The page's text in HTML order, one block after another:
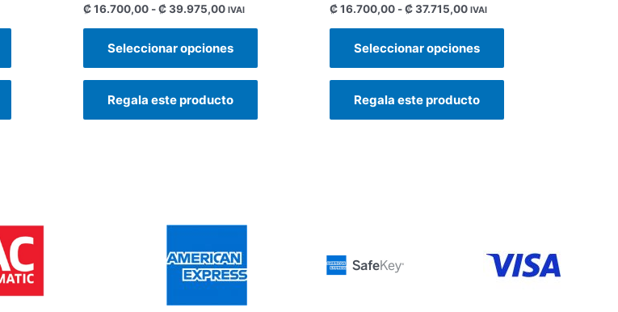
Valorado
con
0
₡16.700,00 -₡39.975,00 IVAI
Seleccionar opciones
Regala este producto
Valorado
con
0
₡16.700,00 -₡37.715,00 IVAI
Seleccionar opciones
Regala este producto